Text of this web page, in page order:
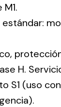
estándar:
H.
S1 (uso